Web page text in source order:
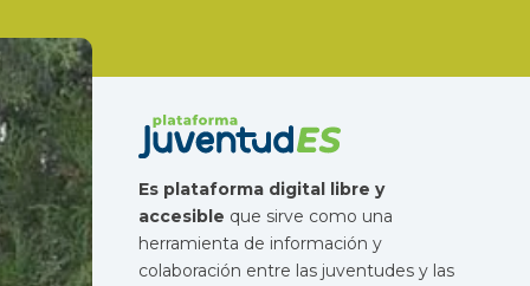
Es plataforma digital libre y
accesible que sirve como una
herramienta de información y
colaboración entre las juventudes y las